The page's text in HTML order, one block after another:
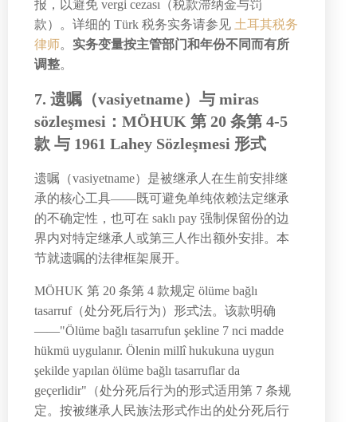
报，以避免 vergi cezası（税款滞纳金与罚
款）。详细的 Türk 税务实务请参见 土耳其税务
律师。 实务变量按主管部门和年份不同而有所
调整。
7. 遗嘱（vasiyetname）与 miras
sözleşmesi：MÖHUK 第 20 条第 4-5
款 与 1961 Lahey Sözleşmesi 形式
遗嘱（vasiyetname）是被继承人在生前安排继
承的核心工具——既可避免单纯依赖法定继承
的不确定性，也可在 saklı pay 强制保留份的边
界内对特定继承人或第三人作出额外安排。本
节就遗嘱的法律框架展开。
MÖHUK 第 20 条第 4 款规定 ölüme bağlı
tasarruf（处分死后行为）形式法。该款明确
——"Ölüme bağlı tasarrufun şekline 7 nci madde
hükmü uygulanır. Ölenin millî hukukuna uygun
şekilde yapılan ölüme bağlı tasarruflar da
geçerlidir"（处分死后行为的形式适用第 7 条规
定。按被继承人民族法形式作出的处分死后行